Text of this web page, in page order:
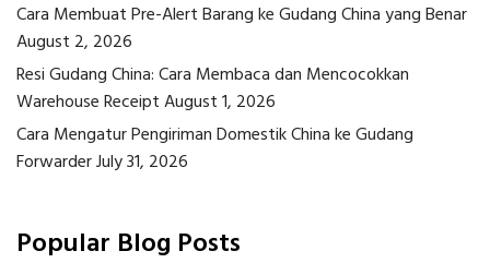
Cara Membuat Pre-Alert Barang ke Gudang China yang Benar
August 2, 2026
Resi Gudang China: Cara Membaca dan Mencocokkan
Warehouse ReceiptAugust 1, 2026
Cara Mengatur Pengiriman Domestik China ke Gudang
ForwarderJuly 31, 2026
Popular Blog Posts